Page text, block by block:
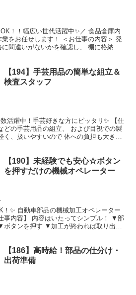
！！幅広い世代活躍中✨／ 食品倉庫内
をお任せします！ ＜お仕事の内容＞ 発
間違いがないかを確認し、 棚に格納す
【194】手芸用品の簡単な組立＆
検査スタッフ
活躍中！手芸好きな方にピッタリ✨ 【仕
どの手芸用品の組立、 および目視での製
、扱いやすいので 体への負担も大きく
【190】未経験でも安心☆ボタン
を押すだけの機械オペレーター
！✨ 自動車部品の機械加工オペレーター
事内容】 内容はいたってシンプル！ ▼部
タンを押す ▼加工が終われば取り出す
【186】高時給！部品の仕分け・
出荷準備